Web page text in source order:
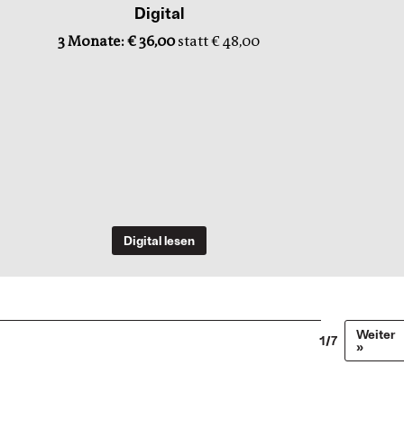
Digital
3 Monate: € 36,00statt € 48,00
Digital lesen
1/7
Weiter
»